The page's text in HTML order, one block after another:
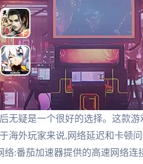
无疑是一个很好的选择。这款
海外玩家来说,网络延迟和卡顿
:番茄加速器提供的高速网络连